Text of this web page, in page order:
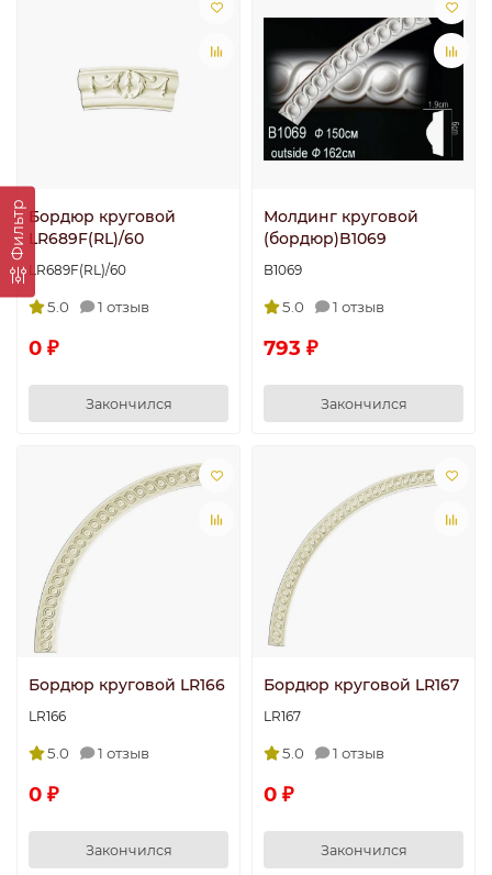
Фильтр Бордюр круговой
LR689F(RL)/60
LR689F(RL)/60
5.0 1 отзыв
0 ₽
Закончился
Молдинг круговой
(бордюр)B1069
B1069
5.0 1 отзыв
793 ₽
Закончился
Бордюр круговой LR166
LR166
5.0 1 отзыв
0 ₽
Закончился
Бордюр круговой LR167
LR167
5.0 1 отзыв
0 ₽
Закончился